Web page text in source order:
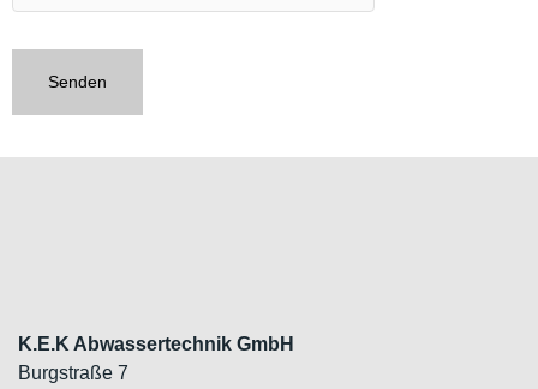
K.E.K Abwassertechnik GmbH
Burgstraße 7